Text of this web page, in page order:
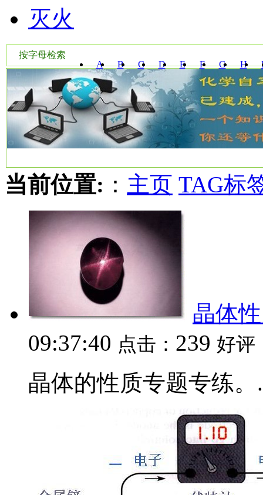
灭火
按字母检索
A
B C D E F G H
W Y
当前位置: ： 主页 TAG标
晶体
09:37:40 点击： 239 好评
晶体的性质专题专练。